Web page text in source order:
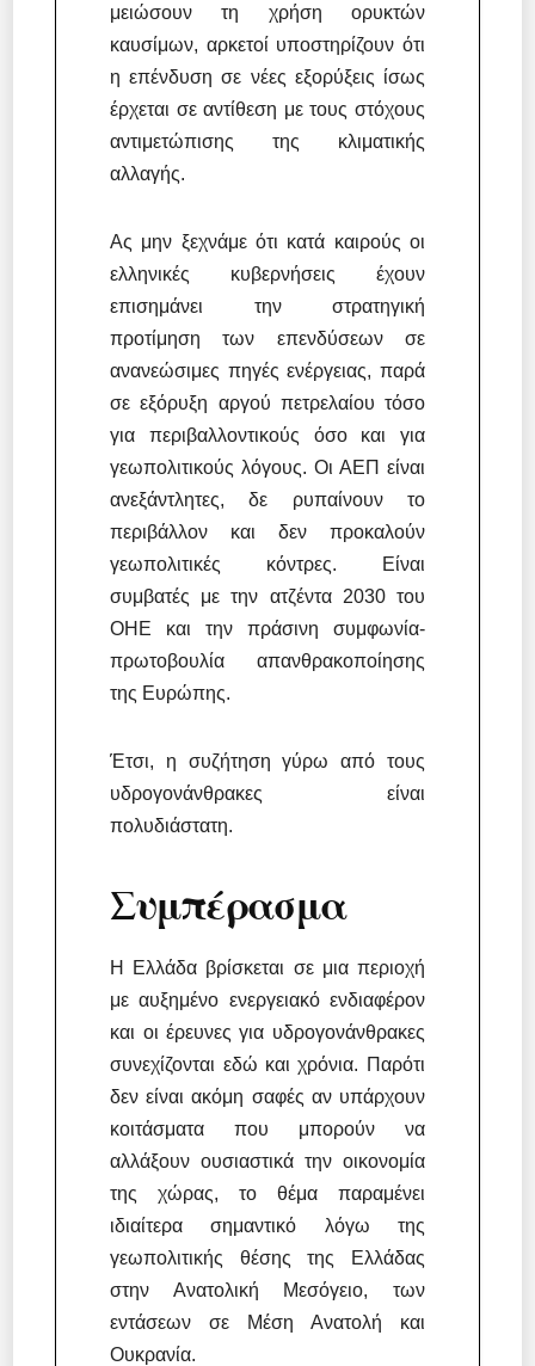
μειώσουν τη χρήση ορυκτών
καυσίμων, αρκετοί υποστηρίζουν ότι
η επένδυση σε νέες εξορύξεις ίσως
έρχεται σε αντίθεση με τους στόχους
αντιμετώπισης της κλιματικής
αλλαγής.
Ας μην ξεχνάμε ότι κατά καιρούς οι
ελληνικές κυβερνήσεις έχουν
επισημάνει την στρατηγική
προτίμηση των επενδύσεων σε
ανανεώσιμες πηγές ενέργειας, παρά
σε εξόρυξη αργού πετρελαίου τόσο
για περιβαλλοντικούς όσο και για
γεωπολιτικούς λόγους. Οι ΑΕΠ είναι
ανεξάντλητες, δε ρυπαίνουν το
περιβάλλον και δεν προκαλούν
γεωπολιτικές κόντρες. Είναι
συμβατές με την ατζέντα 2030 του
ΟΗΕ και την πράσινη συμφωνία-
πρωτοβουλία απανθρακοποίησης
της Ευρώπης.
Έτσι, η συζήτηση γύρω από τους
υδρογονάνθρακες είναι
πολυδιάστατη.
Συμπέρασμα
Η Ελλάδα βρίσκεται σε μια περιοχή
με αυξημένο ενεργειακό ενδιαφέρον
και οι έρευνες για υδρογονάνθρακες
συνεχίζονται εδώ και χρόνια. Παρότι
δεν είναι ακόμη σαφές αν υπάρχουν
κοιτάσματα που μπορούν να
αλλάξουν ουσιαστικά την οικονομία
της χώρας, το θέμα παραμένει
ιδιαίτερα σημαντικό λόγω της
γεωπολιτικής θέσης της Ελλάδας
στην Ανατολική Μεσόγειο, των
εντάσεων σε Μέση Ανατολή και
Ουκρανία.